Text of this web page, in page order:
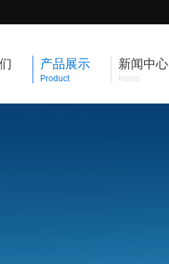
产品展示
Product
新闻中心
News